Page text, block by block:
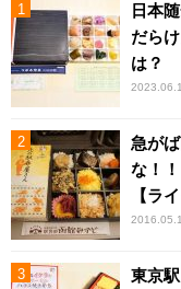
日本
だら
は？
急が
な！
【ラ
東京